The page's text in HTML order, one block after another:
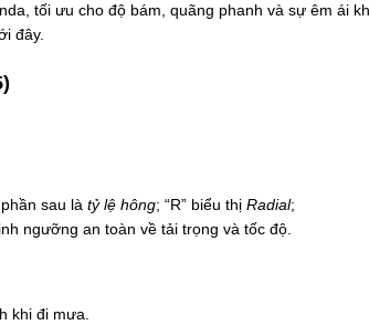
tối ưu cho độ bám, quãng phanh và sự êm ái
đây.
sau là tỷ lệ hông; “R” biểu thị Radial;
ngưỡng an toàn về tải trọng và tốc độ.
khi đi mưa.